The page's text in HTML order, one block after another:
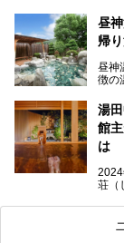
を
滞在
紹介
昼
帰
昼神
徴の
昼神
きを
りの
この
帰り
クセ
湯
館
は
荘（
ライ
道
「